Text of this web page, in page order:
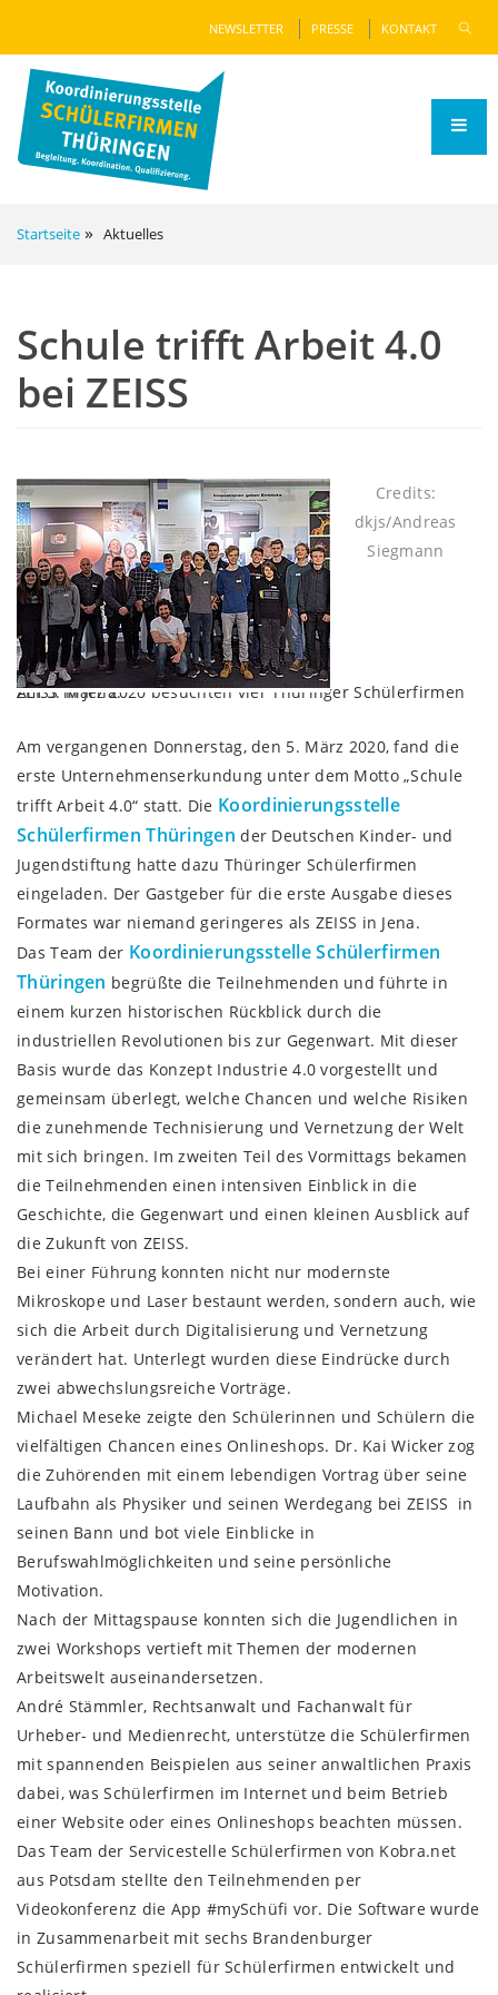
NEWSLETTER PRESSE KONTAKT
Startseite Aktuelles
Schule trifft Arbeit 4.0
bei ZEISS
Credits:
dkjs/Andreas
Siegmann
Am 5. März 2020 besuchten vier Thüringer Schülerfirmen ZEISS in Jena.
Am vergangenen Donnerstag, den 5. März 2020, fand die
erste Unternehmenserkundung unter dem Motto „Schule
trifft Arbeit 4.0“ statt. Die Koordinierungsstelle
Schülerfirmen Thüringen der Deutschen Kinder- und
Jugendstiftung hatte dazu Thüringer Schülerfirmen
eingeladen. Der Gastgeber für die erste Ausgabe dieses
Formates war niemand geringeres als ZEISS in Jena.
Das Team der Koordinierungsstelle Schülerfirmen
Thüringen begrüßte die Teilnehmenden und führte in
einem kurzen historischen Rückblick durch die
industriellen Revolutionen bis zur Gegenwart. Mit dieser
Basis wurde das Konzept Industrie 4.0 vorgestellt und
gemeinsam überlegt, welche Chancen und welche Risiken
die zunehmende Technisierung und Vernetzung der Welt
mit sich bringen. Im zweiten Teil des Vormittags bekamen
die Teilnehmenden einen intensiven Einblick in die
Geschichte, die Gegenwart und einen kleinen Ausblick auf
die Zukunft von ZEISS.
Bei einer Führung konnten nicht nur modernste
Mikroskope und Laser bestaunt werden, sondern auch, wie
sich die Arbeit durch Digitalisierung und Vernetzung
verändert hat. Unterlegt wurden diese Eindrücke durch
zwei abwechslungsreiche Vorträge.
Michael Meseke zeigte den Schülerinnen und Schülern die
vielfältigen Chancen eines Onlineshops. Dr. Kai Wicker zog
die Zuhörenden mit einem lebendigen Vortrag über seine
Laufbahn als Physiker und seinen Werdegang bei ZEISS in
seinen Bann und bot viele Einblicke in
Berufswahlmöglichkeiten und seine persönliche
Motivation.
Nach der Mittagspause konnten sich die Jugendlichen in
zwei Workshops vertieft mit Themen der modernen
Arbeitswelt auseinandersetzen.
André Stämmler, Rechtsanwalt und Fachanwalt für
Urheber- und Medienrecht, unterstütze die Schülerfirmen
mit spannenden Beispielen aus seiner anwaltlichen Praxis
dabei, was Schülerfirmen im Internet und beim Betrieb
einer Website oder eines Onlineshops beachten müssen.
Das Team der Servicestelle Schülerfirmen von Kobra.net
aus Potsdam stellte den Teilnehmenden per
Videokonferenz die App #mySchüfi vor. Die Software wurde
in Zusammenarbeit mit sechs Brandenburger
Schülerfirmen speziell für Schülerfirmen entwickelt und